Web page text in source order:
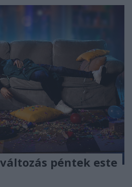
péntek este